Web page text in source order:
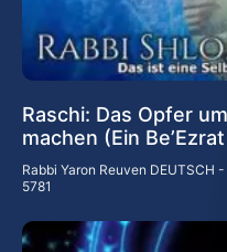
Raschi: Das Opfer
machen (Ein
Rabbi Yaron Reuven DEUTSCH
5781